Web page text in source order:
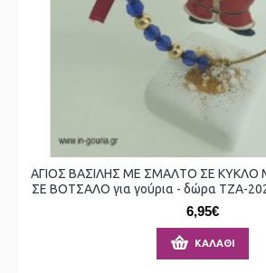
ΑΓΙΟΣ ΒΑΣΙΛΗΣ ΜΕ ΣΜΑΛΤΟ ΣΕ ΚΥΚΛΟ
ΣΕ ΒΟΤΣΑΛΟ για γούρια - δώρα ΤΖΑ-
6,95€
ΚΑΛΆΘΙ